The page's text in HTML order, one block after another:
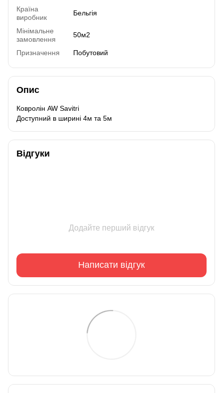
Країна
виробник
Бельгія
Мінімальне
замовлення
50м2
Призначення Побутовий
Опис
Ковролін AW Savitri
Доступний в ширині 4м та 5м
Відгуки
Додайте перший відгук
Написати відгук